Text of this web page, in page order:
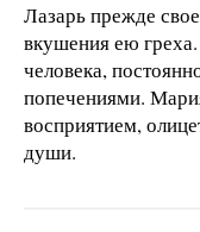
Лазарь прежде
вкушения ею
человека,
попечениями.
восприятием,
души.